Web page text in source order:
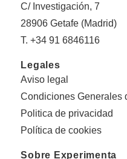
C/ Investigación, 7
28906 Getafe (Madrid)
T. +34 91 6846116
Legales
Aviso legal
Condiciones Generales
Politica de privacidad
Política de cookies
Sobre Experimenta